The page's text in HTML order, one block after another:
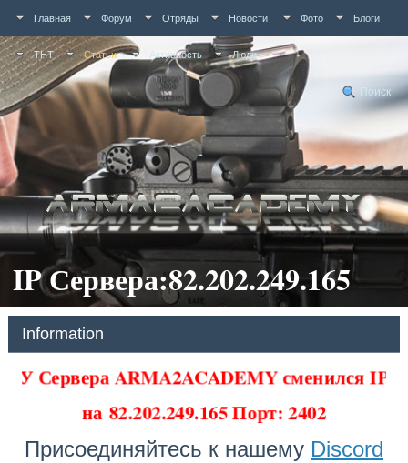
Главная Форум Отряды Новости Фото Блоги
ТНТ Статьи Активность Люди
Поиск
IP Сервера:82.202.249.165
Information
У Сервера ARMA2ACADEMY сменился IP
на82.202.249.165 Порт: 2402
Присоединяйтесь к нашему Discord